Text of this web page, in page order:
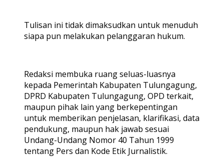
Tulisan ini tidak dimaksudkan untuk menuduh
siapa pun melakukan pelanggaran hukum.
Redaksi membuka ruang seluas-luasnya
kepada Pemerintah Kabupaten Tulungagung,
DPRD Kabupaten Tulungagung, OPD terkait,
maupun pihak lain yang berkepentingan
untuk memberikan penjelasan, klarifikasi, data
pendukung, maupun hak jawab sesuai
Undang-Undang Nomor 40 Tahun 1999
tentang Pers dan Kode Etik Jurnalistik.